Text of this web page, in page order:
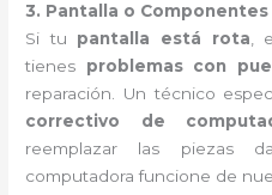
3. Pantalla o
Si tu pantalla está rota ,
tienes problemas con
reparación. Un técnico
correctivo de
reemplazar las piezas
computadora funcione de